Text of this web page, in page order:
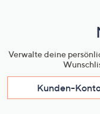
Verwalte deine
Kunden-